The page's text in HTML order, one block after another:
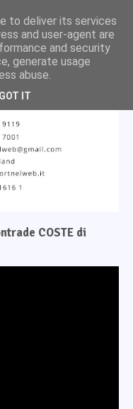
COSTE di
to deliver its services
and user-agent are
and security
generate usage
abuse.
GOT IT